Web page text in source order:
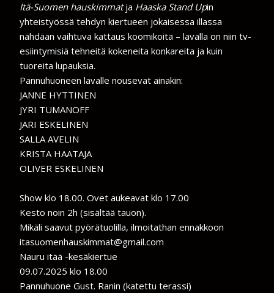
Itä-Suomen hauskimmatja Haaska Stand Upin
yhteistyössä tehdyn kiertueen jokaisessa illassa
nähdään vaihtuva kattaus koomikoita – lavalla on niin tv-
esiintymisiä tehneitä kokeneita konkareita ja kuin
tuoreita lupauksia.
Pannuhuoneen lavalle nousevat ainakin:
JANNE HYTTINEN
JYRI TUMANOFF
JARI ESKELINEN
SALLA AVELIN
KRISTA HAATAJA
OLIVER ESKELINEN
Show klo 18.00. Ovet aukeavat klo 17.00
Kesto noin 2h (sisältää tauon).
Mikäli saavut pyörätuolilla, ilmoitathan ennakkoon
itasuomenhauskimmat@gmail.com
Nauru itää -kesäkiertue
09.07.2025 klo 18.00
Pannuhuone Gust. Ranin (katettu terassi)